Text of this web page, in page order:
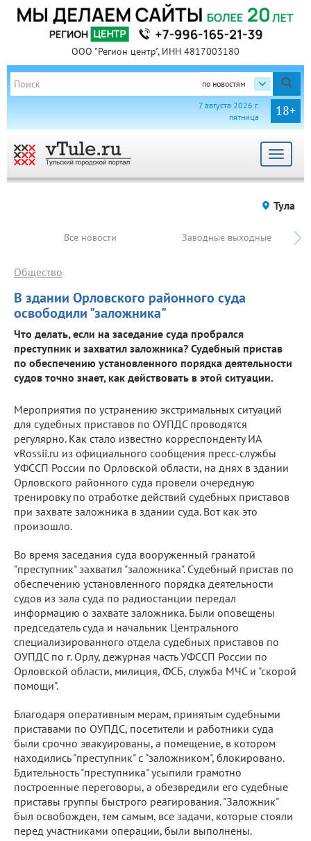
ООО "Регион центр", ИНН 4817003180
по новостям
18+
7 августа 2026 г.
пятница
Toggle
Тула
Все новости Заводные выходные
В здании Орловского районного суда
освободили "заложника"
Общество
Что делать, если на заседание суда пробрался
преступник и захватил заложника? Судебный пристав
по обеспечению установленного порядка деятельности
судов точно знает, как действовать в этой ситуации.
Мероприятия по устранению экстримальных ситуаций
для судебных приставов по ОУПДС проводятся
регулярно. Как стало известно корреспонденту ИА
vRossii.ru из официального сообщения пресс-службы
УФССП России по Орловской области, на днях в здании
Орловского районного суда провели очередную
тренировку по отработке действий судебных приставов
при захвате заложника в здании суда. Вот как это
произошло.
Во время заседания суда вооруженный гранатой
"преступник" захватил "заложника". Судебный пристав по
обеспечению установленного порядка деятельности
судов из зала суда по радиостанции передал
информацию о захвате заложника. Были оповещены
председатель суда и начальник Центрального
специализированного отдела судебных приставов по
ОУПДС по г. Орлу, дежурная часть УФССП России по
Орловской области, милиция, ФСБ, служба МЧС и "скорой
помощи".
Благодаря оперативным мерам, принятым судебными
приставами по ОУПДС, посетители и работники суда
были срочно эвакуированы, а помещение, в котором
находились "преступник" с "заложником", блокировано.
Бдительность "преступника" усыпили грамотно
построенные переговоры, а обезвредили его судебные
приставы группы быстрого реагирования. "Заложник"
был освобожден, тем самым, все задачи, которые стояли
перед участниками операции, были выполнены.